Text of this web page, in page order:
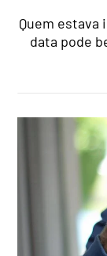
Quem estava
data pode